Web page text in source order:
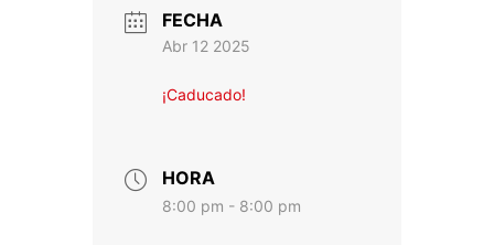
FECHA
Abr 12 2025
¡Caducado!
HORA
8:00 pm - 8:00 pm